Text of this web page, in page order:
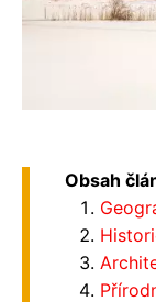
Obsah